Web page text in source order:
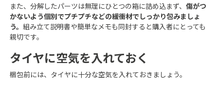
また、分解したパーツは無理にひとつの箱に詰め込まず、 傷がつ
かないよう個別でプチプチなどの緩衝材でしっかり包みましょ
う。 組み立て説明書や簡単なメモも同封すると購入者にとっても
親切です。​
タイヤに空気を入れておく
梱包前には、タイヤに十分な空気を入れておきましょう。